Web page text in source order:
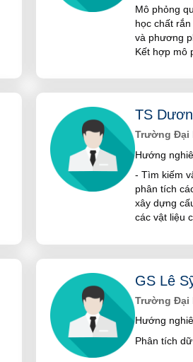
Mô phỏng
học chất
và phương
Kết hợp mô
TS
Trường Đại
Hướng
- Tìm kiếm
phân tích
xây dựng
các vật liệu
GS Lê
Trường Đại
Hướng
Phân tích